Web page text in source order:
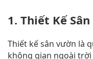
1. Thiết Kế
Thiết kế sân vườn là
không gian ngoài